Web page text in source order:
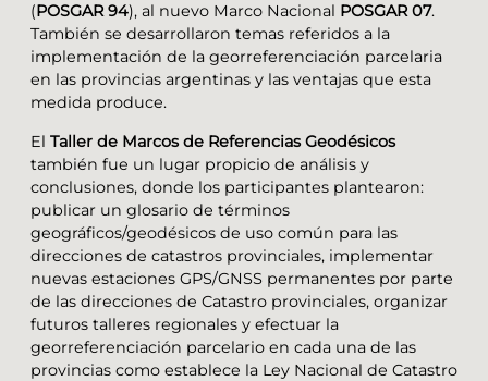
(POSGAR 94), al nuevo Marco Nacional POSGAR 07.
También se desarrollaron temas referidos a la
implementación de la georreferenciación parcelaria
en las provincias argentinas y las ventajas que esta
medida produce.
El Taller de Marcos de Referencias Geodésicos
también fue un lugar propicio de análisis y
conclusiones, donde los participantes plantearon:
publicar un glosario de términos
geográficos/geodésicos de uso común para las
direcciones de catastros provinciales, implementar
nuevas estaciones GPS/GNSS permanentes por parte
de las direcciones de Catastro provinciales, organizar
futuros talleres regionales y efectuar la
georreferenciación parcelario en cada una de las
provincias como establece la Ley Nacional de Catastro